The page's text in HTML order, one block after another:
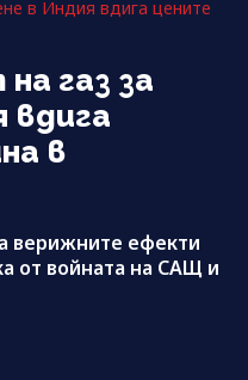
в Индия вдига цените
газ за
вдига
в
верижните ефекти
от войната на САЩ и